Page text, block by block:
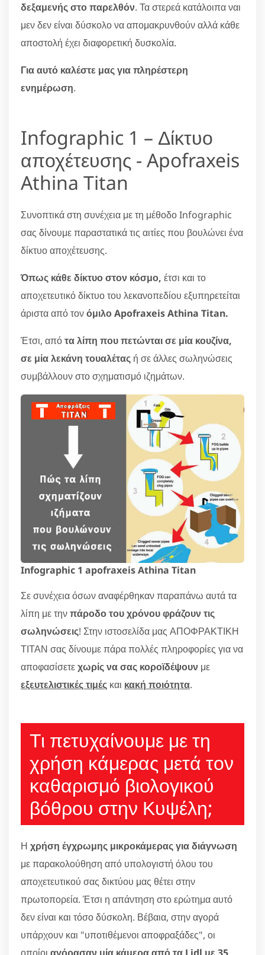
δεξαμενής στο παρελθόν. Τα στερεά κατάλοιπα ναι
μεν δεν είναι δύσκολο να απομακρυνθούν αλλά κάθε
αποστολή έχει διαφορετική δυσκολία.
Για αυτό καλέστε μας για πληρέστερη
ενημέρωση.
Infographic 1 – Δίκτυο
αποχέτευσης - Apofraxeis
Athina Titan
Συνοπτικά στη συνέχεια με τη μέθοδο Infographic
σας δίνουμε παραστατικά τις αιτίες που βουλώνει ένα
δίκτυο αποχέτευσης.
Όπως κάθε δίκτυο στον κόσμο, έτσι και το
αποχετευτικό δίκτυο του λεκανοπεδίου εξυπηρετείται
άριστα από τονόμιλο Apofraxeis Athina Titan.
Έτσι, απότα λίπη που πετώνται σε μία κουζίνα,
σε μία λεκάνη τουαλέτας ή σε άλλες σωληνώσεις
συμβάλλουν στο σχηματισμό ιζημάτων.
Infographic 1 apofraxeis Athina Titan
Σε συνέχεια όσων αναφέρθηκαν παραπάνω αυτά τα
λίπη με τηνπάροδο του χρόνου φράζουν τις
σωληνώσεις! Στην ιστοσελίδα μας ΑΠΟΦΡΑΚΤΙΚΗ
ΤΙΤΑΝ σας δίνουμε πάρα πολλές πληροφορίες για να
αποφασίσετεχωρίς να σας κοροϊδέψουν με
εξευτελιστικές τιμές και κακή ποιότητα.
Τι πετυχαίνουμε με τη
χρήση κάμερας μετά τον
καθαρισμό βιολογικού
βόθρου στην Κυψέλη;
Η χρήση έγχρωμης μικροκάμερας για διάγνωση
με παρακολούθηση από υπολογιστή όλου του
αποχετευτικού σας δικτύου μας θέτει στην
πρωτοπορεία. Έτσι η απάντηση στο ερώτημα αυτό
δεν είναι και τόσο δύσκολη. Βέβαια, στην αγορά
υπάρχουν και "υποτιθέμενοι αποφραξάδες", οι
οποίοι αγόρασαν μία κάμερα από τα Lidl με 35